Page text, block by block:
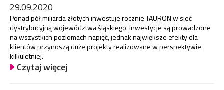
29.09.2020
Ponad pół miliarda złotych inwestuje rocznie TAURON w sieć
dystrybucyjną województwa śląskiego. Inwestycje są prowadzone
na wszystkich poziomach napięć, jednak największe efekty dla
klientów przynoszą duże projekty realizowane w perspektywie
kilkuletniej.
Czytaj więcej